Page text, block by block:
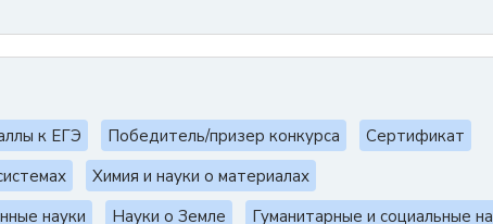
к ЕГЭ Победитель/призер конкурса
Сертификат
Химия и науки о материалах
науки Науки о Земле Гуманитарные и социальные